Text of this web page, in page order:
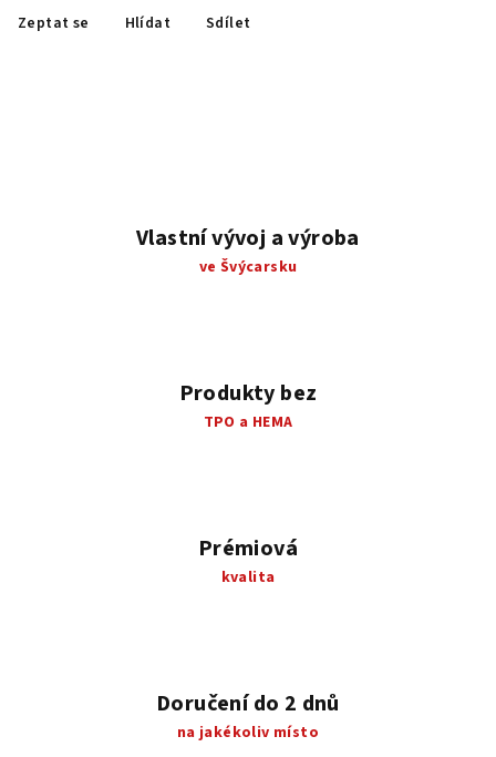
Zeptat se Hlídat Sdílet
Vlastní vývoj a výroba
ve Švýcarsku
Produkty bez
TPO a HEMA
Prémiová
kvalita
Doručení do 2 dnů
na jakékoliv místo